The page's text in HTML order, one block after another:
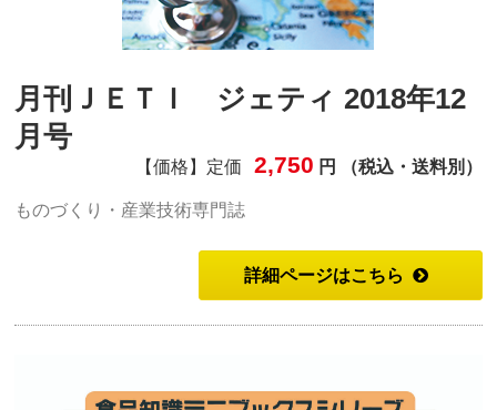
月刊ＪＥＴＩ ジェティ 2018年12
月号
【価格】定価 2,750 円 （税込・送料別）
ものづくり・産業技術専門誌
詳細ページはこちら